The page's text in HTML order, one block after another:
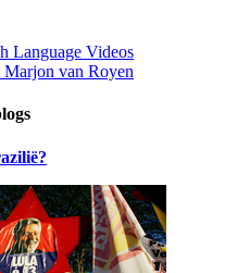
Language Videos
van Royen